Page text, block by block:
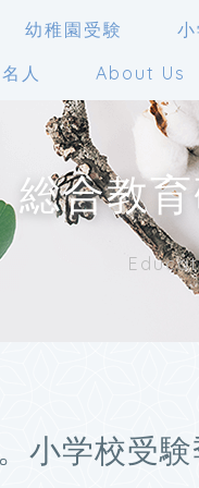
幼稚園受験
人 About Us
総合教
小学校受